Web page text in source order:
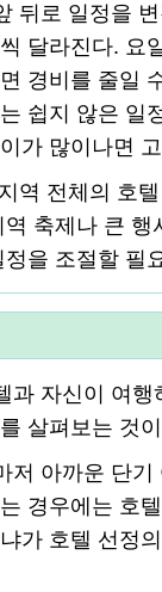
뒤로 일정을
달라진다. 요
경비를 줄일
쉽지 않은 일
가 많이나면
역 전체의 호
축제나 큰 행
을 조절할 필
과 자신이 여
살펴보는 것
저 아까운 단기
경우에는 호
가 호텔 선정